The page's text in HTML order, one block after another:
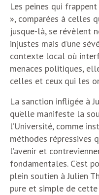
Les peines qui
», comparées à celles
jusque-là, se révèlent
injustes mais d’une
contexte local où
menaces politiques,
celles et ceux qui les
La sanction infligée à
qu’elle manifeste la
l’Université, comme
méthodes répressives
l’avenir et
fondamentales. C’est
plein soutien à Julien
pure et simple de